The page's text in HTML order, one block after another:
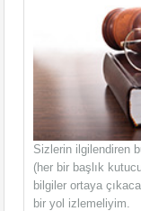
Sizlerin ilgilendiren
(her bir başlık
bilgiler ortaya
bir yol izlemeliyim.